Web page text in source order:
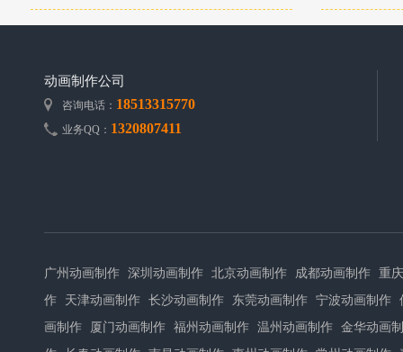
动画制作公司
咨询电话： 18513315770
业务QQ： 1320807411
广州动画制作 深圳动画制作 北京动画制作 成都动画制作 重
作
天津动画制作 长沙动画制作 东莞动画制作 宁波动画制作
画制作
厦门动画制作 福州动画制作 温州动画制作 金华动画